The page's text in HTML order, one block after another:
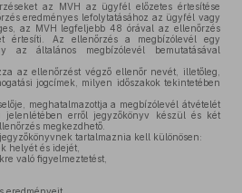
az MVH az ügyfél előzetes értesítése
eredményes lefolytatásához az ügyfél vagy
az MVH legfeljebb 48 órával az ellenőrzés
értesíti. Az ellenőrzés a megbízólevél egy
az általános megbízólevél bemutatásával
az ellenőrzést végző ellenőr nevét, illetőleg,
jogcímek, milyen időszakok tekintetében
meghatalmazottja a megbízólevél átvételét
jelenlétében erről jegyzőkönyv készül és két
megkezdhető.
tartalmaznia kell különösen:
helyét és idejét,
való figyelmeztetést,